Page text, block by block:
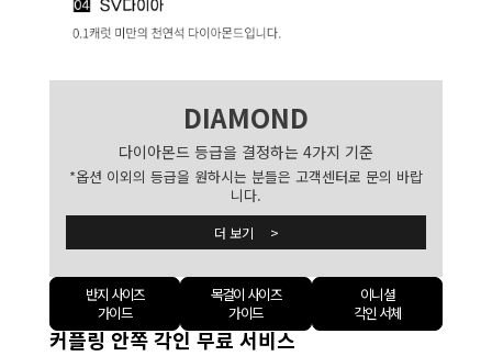
DIAMOND
다이아몬드 등급을 결정하는 4가지 기준
*옵션 이외의 등급을 원하시는 분들은 고객센터로 문의 바랍
니다.
더 보기 >
반지 사이즈
가이드
목걸이 사이즈
가이드
이니셜
각인 서체
커플링 안쪽 각인 무료 서비스